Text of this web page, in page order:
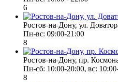
6
Ростов-на-Дону, ул.
Пн-вс: 09:00-21:00
8
Ростов-на-Дону, пр.
Пн-сб: 10:00-20:00, вс:
8